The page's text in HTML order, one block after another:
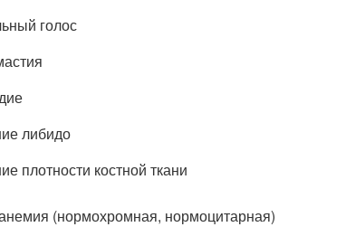
голос
либидо
плотности костной ткани
(нормохромная, нормоцитарная)